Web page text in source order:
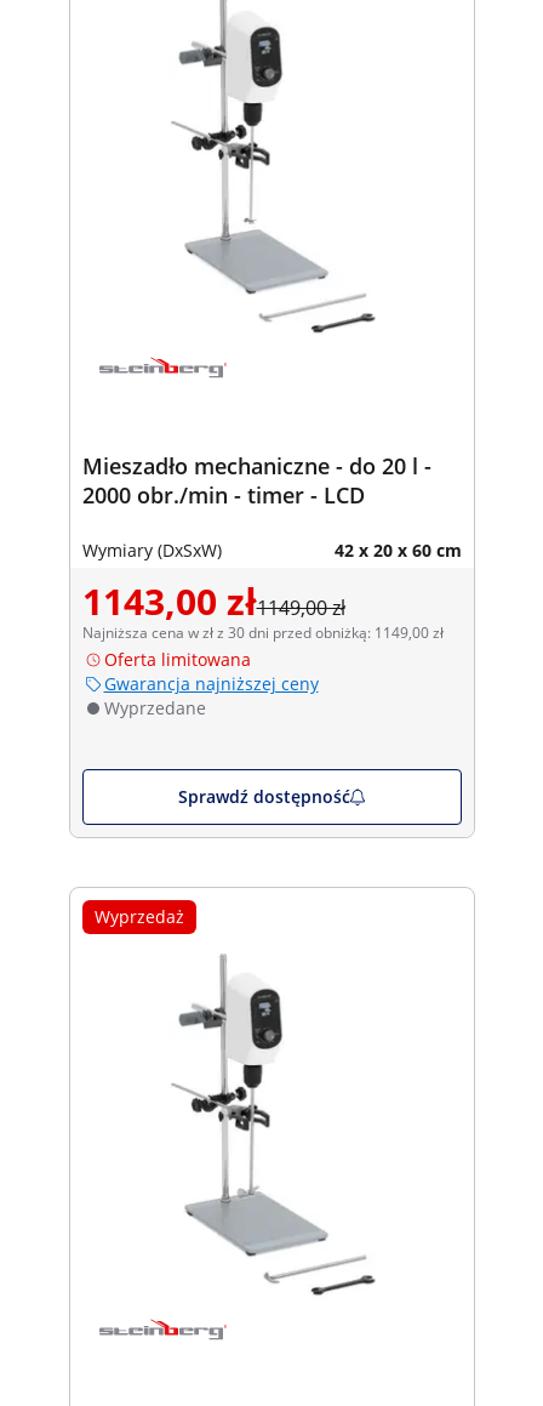
Mieszadło mechaniczne - do 20 l -
2000 obr./min - timer - LCD
Wymiary (DxSxW) 42 x 20 x 60 cm
1143,00 zł1149,00 zł
Najniższa cena w zł z 30 dni przed obniżką: 1149,00 zł
Oferta limitowana
Gwarancja najniższej ceny
Wyprzedane
Sprawdź dostępność
Wyprzedaż